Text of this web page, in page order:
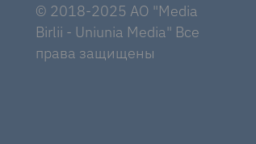
© 2018-2025 AO "Media
Birlii - Uniunia Media" Все
права защищены